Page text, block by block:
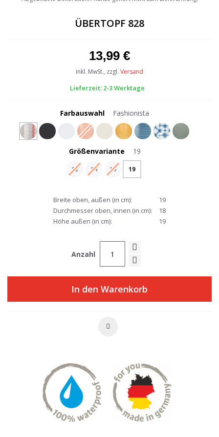
beginning
of
gallery
ÜBERTOPF 828
13,99 €
inkl. MwSt., zzgl. Versand
Lieferzeit: 2-3 Werktage
Farbauswahl Fashionista
Größenvariante 19
12 14 16 19
Breite oben, außen (in cm):
19
Durchmesser oben, innen (in cm):
18
Höhe außen (in cm):
19
Anzahl
In den Warenkorb